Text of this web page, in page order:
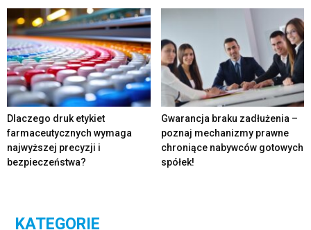
Dlaczego druk etykiet
farmaceutycznych wymaga
najwyższej precyzji i
bezpieczeństwa?
Gwarancja braku zadłużenia –
poznaj mechanizmy prawne
chroniące nabywców gotowych
spółek!
KATEGORIE